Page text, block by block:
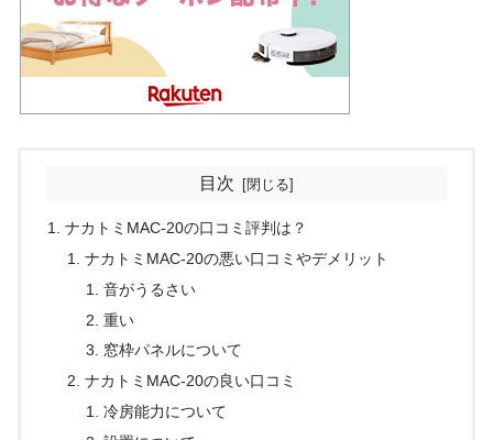
目次
ナカトミMAC-20の口コミ評判は？
ナカトミMAC-20の悪い口コミやデメリット
音がうるさい
重い
窓枠パネルについて
ナカトミMAC-20の良い口コミ
冷房能力について